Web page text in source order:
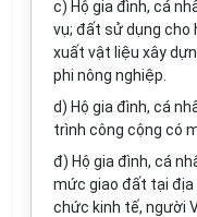
c) Hộ gia đình, cá
vụ; đất sử dụng cho
xuất vật liệu xây
phi nông nghiệp.
d) Hộ gia đình, cá
trình công cộng có
đ) Hộ gia đình, cá
mức giao đất tại địa
chức kinh tế, người